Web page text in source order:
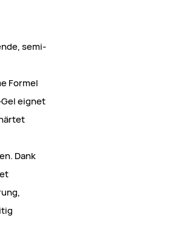
semi-
Formel
eignet
Dank